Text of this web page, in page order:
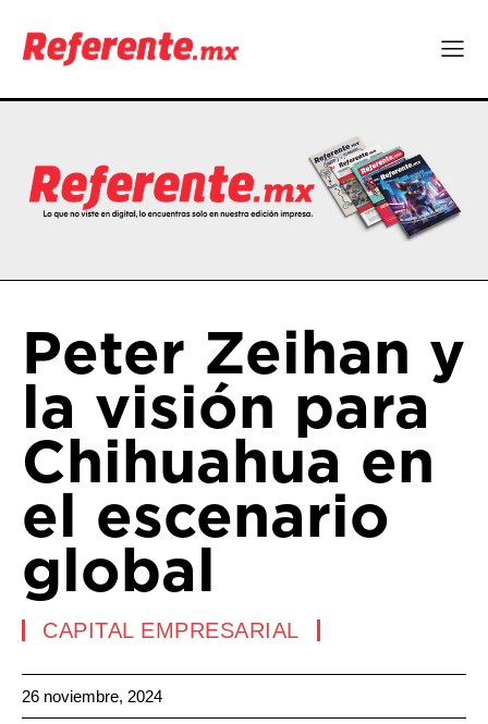
Peter Zeihan y
la visión para
Chihuahua en
el escenario
global
CAPITAL EMPRESARIAL
26 noviembre, 2024